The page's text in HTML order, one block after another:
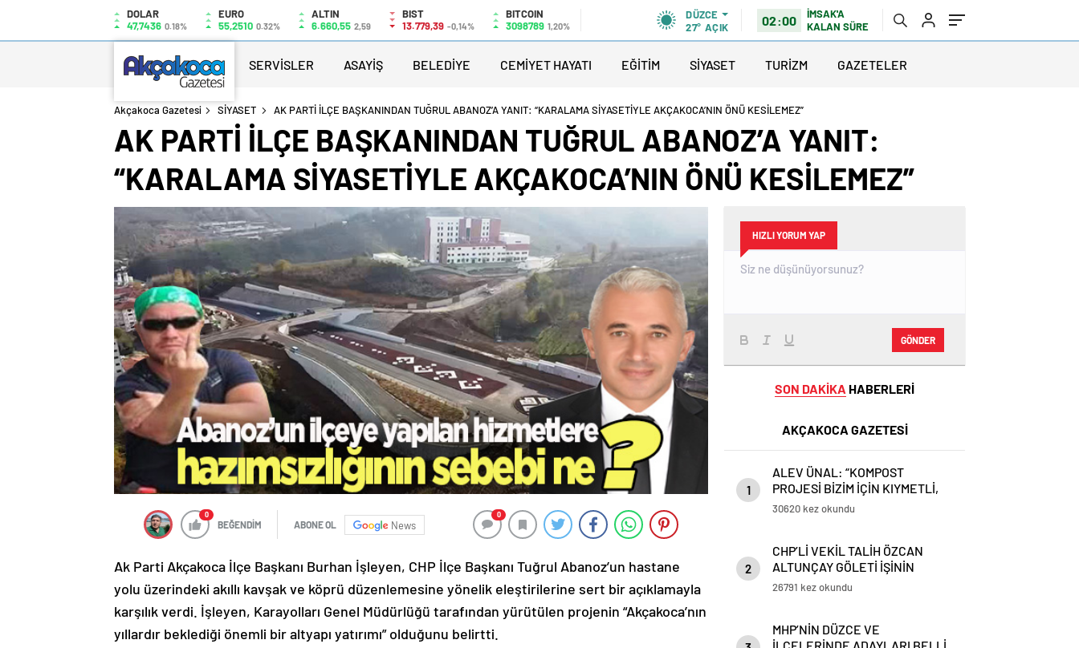
DOLAR
47,7436 0.18%
EURO
55,2510 0.32%
ALTIN
6.660,55 2,59
BIST
13.779,39 -0,14%
BITCOIN
3098789 1,20%
DÜZCE
27° AÇIK 02:00
İMSAK'A
KALAN SÜRE
SERVİSLER ASAYİŞ BELEDİYE CEMİYET HAYATI EĞİTİM SİYASET TURİZM GAZETELER
Akçakoca Gazetesi SİYASET AK PARTİ İLÇE BAŞKANINDAN TUĞRUL ABANOZ’A YANIT: “KARALAMA SİYASETİYLE AKÇAKOCA’NIN ÖNÜ KESİLEMEZ”
AK PARTİ İLÇE BAŞKANINDAN TUĞRUL ABANOZ’A YANIT:
“KARALAMA SİYASETİYLE AKÇAKOCA’NIN ÖNÜ KESİLEMEZ”
0
BEĞENDİM ABONE OL News
0
Ak Parti Akçakoca İlçe Başkanı Burhan İşleyen, CHP İlçe Başkanı Tuğrul Abanoz’un hastane
yolu üzerindeki akıllı kavşak ve köprü düzenlemesine yönelik eleştirilerine sert bir açıklamayla
karşılık verdi. İşleyen, Karayolları Genel Müdürlüğü tarafından yürütülen projenin “Akçakoca’nın
yıllardır beklediği önemli bir altyapı yatırımı” olduğunu belirtti.
HIZLI YORUM YAP
GÖNDER
SON DAKİKA HABERLERİ
AKÇAKOCA GAZETESİ
1
ALEV ÜNAL: “KOMPOST
PROJESİ BİZİM İÇİN KIYMETLİ,
ÜRETİME GEÇECEĞİZ”
30620 kez okundu
2
CHP’Lİ VEKİL TALİH ÖZCAN
ALTUNÇAY GÖLETİ İŞİNİN
PEŞİNİ BIRAKMIYOR
26791 kez okundu
MHP’NİN DÜZCE VE